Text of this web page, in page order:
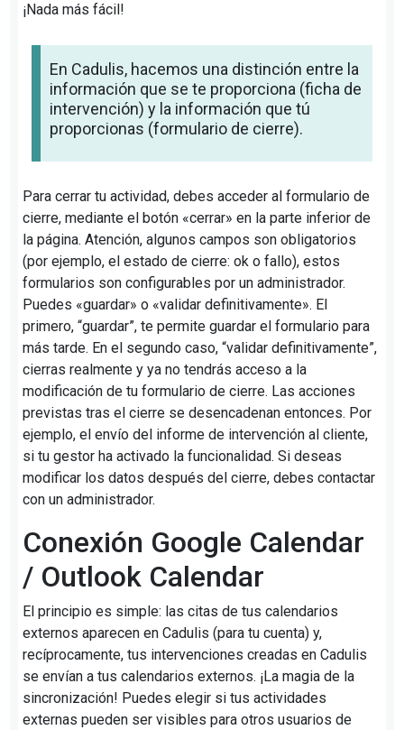
¡Nada más fácil!
En Cadulis, hacemos una distinción entre la
información que se te proporciona (ficha de
intervención) y la información que tú
proporcionas (formulario de cierre).
Para cerrar tu actividad, debes acceder al formulario de
cierre, mediante el botón «cerrar» en la parte inferior de
la página. Atención, algunos campos son obligatorios
(por ejemplo, el estado de cierre: ok o fallo), estos
formularios son configurables por un administrador.
Puedes «guardar» o «validar definitivamente». El
primero, “guardar”, te permite guardar el formulario para
más tarde. En el segundo caso, “validar definitivamente”,
cierras realmente y ya no tendrás acceso a la
modificación de tu formulario de cierre. Las acciones
previstas tras el cierre se desencadenan entonces. Por
ejemplo, el envío del informe de intervención al cliente,
si tu gestor ha activado la funcionalidad. Si deseas
modificar los datos después del cierre, debes contactar
con un administrador.
Conexión Google Calendar
/ Outlook Calendar
El principio es simple: las citas de tus calendarios
externos aparecen en Cadulis (para tu cuenta) y,
recíprocamente, tus intervenciones creadas en Cadulis
se envían a tus calendarios externos. ¡La magia de la
sincronización! Puedes elegir si tus actividades
externas pueden ser visibles para otros usuarios de